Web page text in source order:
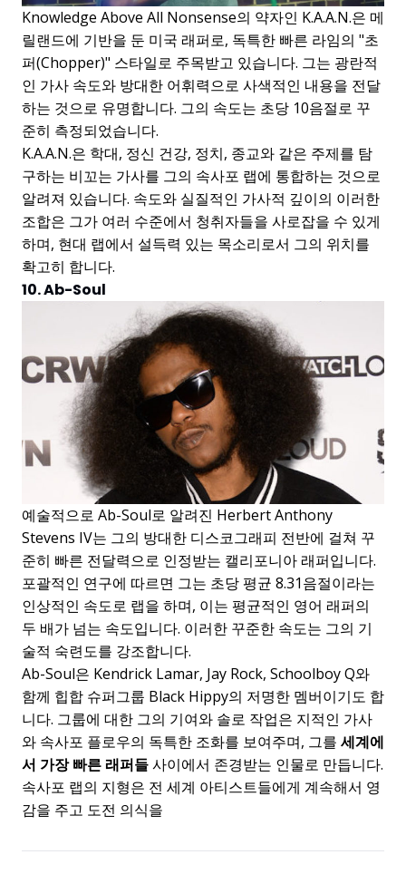
Knowledge Above All Nonsense의 약자인 K.A.A.N.은 메
릴랜드에 기반을 둔 미국 래퍼로, 독특한 빠른 라임의 "초
퍼(Chopper)" 스타일로 주목받고 있습니다. 그는 광란적
인 가사 속도와 방대한 어휘력으로 사색적인 내용을 전달
하는 것으로 유명합니다. 그의 속도는 초당 10음절로 꾸
준히 측정되었습니다.
K.A.A.N.은 학대, 정신 건강, 정치, 종교와 같은 주제를 탐
구하는 비꼬는 가사를 그의 속사포 랩에 통합하는 것으로
알려져 있습니다. 속도와 실질적인 가사적 깊이의 이러한
조합은 그가 여러 수준에서 청취자들을 사로잡을 수 있게
하며, 현대 랩에서 설득력 있는 목소리로서 그의 위치를
확고히 합니다.
10. Ab-Soul
예술적으로 Ab-Soul로 알려진 Herbert Anthony
Stevens IV는 그의 방대한 디스코그래피 전반에 걸쳐 꾸
준히 빠른 전달력으로 인정받는 캘리포니아 래퍼입니다.
포괄적인 연구에 따르면 그는 초당 평균 8.31음절이라는
인상적인 속도로 랩을 하며, 이는 평균적인 영어 래퍼의
두 배가 넘는 속도입니다. 이러한 꾸준한 속도는 그의 기
술적 숙련도를 강조합니다.
Ab-Soul은 Kendrick Lamar, Jay Rock, Schoolboy Q와
함께 힙합 슈퍼그룹 Black Hippy의 저명한 멤버이기도 합
니다. 그룹에 대한 그의 기여와 솔로 작업은 지적인 가사
와 속사포 플로우의 독특한 조화를 보여주며, 그를 세계에
서 가장 빠른 래퍼들사이에서 존경받는 인물로 만듭니다.
속사포 랩의 지형은 전 세계 아티스트들에게 계속해서 영
감을 주고 도전 의식을